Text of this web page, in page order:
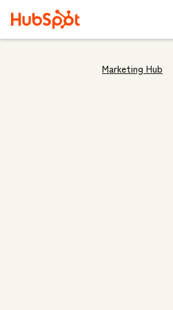
Marketing Hub